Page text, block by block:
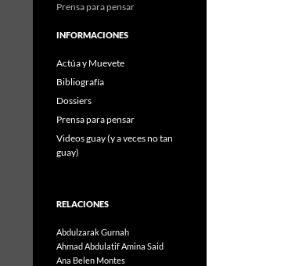
Prensa para pensar
INFORMACIONES
Actúa y Muevete
Bibliografía
Dossiers
Prensa para pensar
Videos guay (y a veces no tan
guay)
RELACIONES
Abdulzarak Gurnah
Ahmad AbdulatifAmina Said
Ana Belen Montes